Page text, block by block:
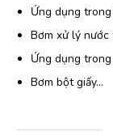
Ứng dụng
Bơm xử lý nước
Ứng dụng
Bơm bột giấy…